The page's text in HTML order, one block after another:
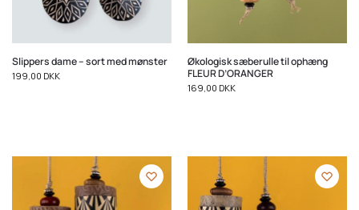
Slippers dame – sort med mønster
199,00 DKK
Økologisk sæberulle til ophæng
FLEUR D’ORANGER
169,00 DKK